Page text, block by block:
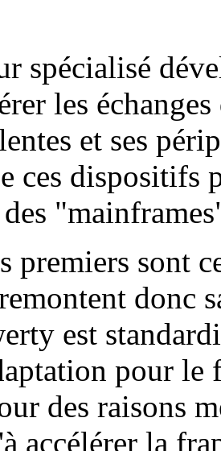
spécialisé
les
et ses
ces dispositifs
premiers sont
donc
est
pour le
des raisons
accélérer la